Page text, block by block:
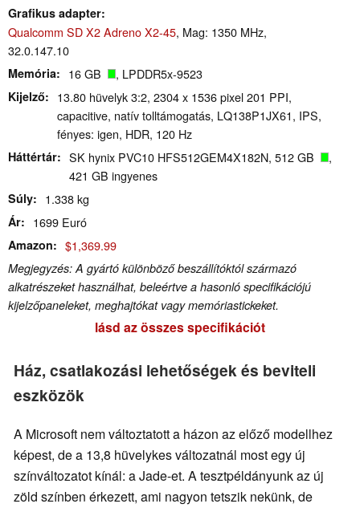
Grafikus adapter
Qualcomm SD X2 Adreno X2-45, Mag: 1350 MHz,
32.0.147.10
Memória 16 GB , LPDDR5x-9523
Kijelző
13.80 hüvelyk 3:2, 2304 x 1536 pixel 201 PPI,
capacitive, natív tolltámogatás, LQ138P1JX61, IPS,
fényes: igen, HDR, 120 Hz
Háttértár SK hynix PVC10 HFS512GEM4X182N, 512 GB
,
421 GB ingyenes
Súly 1.338 kg
Ár 1699 Euró
Amazon $1,369.99
Megjegyzés: A gyártó különböző beszállítóktól származó
alkatrészeket használhat, beleértve a hasonló specifikációjú
kijelzőpaneleket, meghajtókat vagy memóriastickeket.
lásd az összes specifikációt
Ház, csatlakozási lehetőségek és beviteli
eszközök
A Microsoft nem változtatott a házon az előző modellhez
képest, de a 13,8 hüvelykes változatnál most egy új
színváltozatot kínál: a Jade-et. A tesztpéldányunk az új
zöld színben érkezett, ami nagyon tetszik nekünk, de